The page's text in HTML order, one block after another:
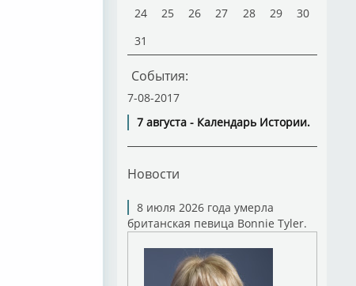
24
25 26 27 28 29
30
31
События:
7-08-2017
7 августа - Календарь Истории.
Новости
8 июля 2026 года умерла
британская певица Bonnie Tyler.